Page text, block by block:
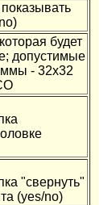
будет
допустимые
- 32x32
"свернуть"
(yes/no)